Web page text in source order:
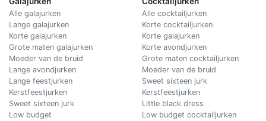
Alle galajurken
Lange galajurken
Korte galajurken
Grote maten galajurken
Moeder van de bruid
Lange avondjurken
Lange feestjurken
Kerstfeestjurken
Sweet sixteen jurk
Low budget
Alle cocktailjurken
Korte cocktailjurken
Korte galajurken
Korte avondjurken
Grote maten cocktailjurken
Moeder van de bruid
Sweet sixteen jurk
Kerstfeestjurken
Little black dress
Low budget cocktailjurken